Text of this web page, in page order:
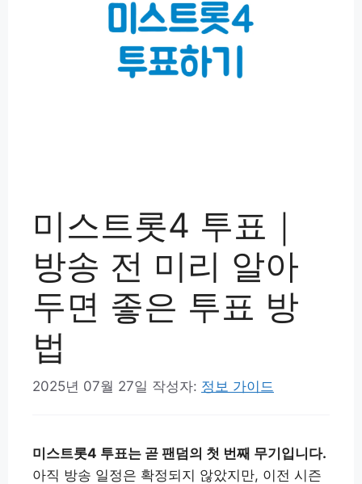
미스트롯4 투표｜
방송 전 미리 알아
두면 좋은 투표 방
법
2025년 07월 27일 작성자: 정보 가이드
미스트롯4 투표는 곧 팬덤의 첫 번째 무기입니다.
아직 방송 일정은 확정되지 않았지만, 이전 시즌